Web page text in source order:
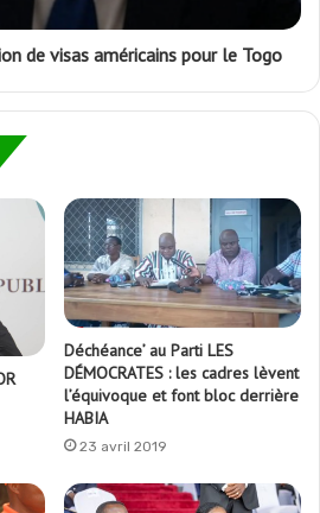
de visas américains pour le Togo
Déchéance’ au Parti LES
DÉMOCRATES : les cadres lèvent
l’équivoque et font bloc derrière
HABIA
23 avril 2019